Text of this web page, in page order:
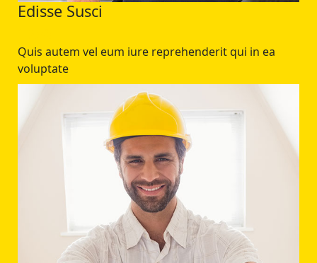
Edisse Susci
Quis autem vel eum iure reprehenderit qui in ea
voluptate